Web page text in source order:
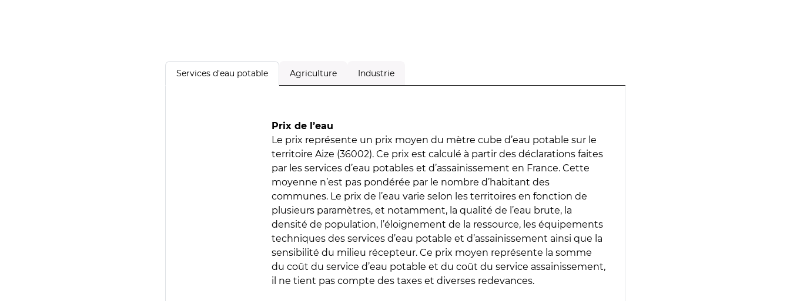
Services d'eau potable Agriculture Industrie
Prix de l’eau
Le prix représente un prix moyen du mètre cube d’eau potable sur le
territoire Aize (36002). Ce prix est calculé à partir des déclarations faites
par les services d’eau potables et d’assainissement en France. Cette
moyenne n’est pas pondérée par le nombre d’habitant des
communes. Le prix de l’eau varie selon les territoires en fonction de
plusieurs paramètres, et notamment, la qualité de l’eau brute, la
densité de population, l’éloignement de la ressource, les équipements
techniques des services d’eau potable et d’assainissement ainsi que la
sensibilité du milieu récepteur. Ce prix moyen représente la somme
du coût du service d’eau potable et du coût du service assainissement,
il ne tient pas compte des taxes et diverses redevances.